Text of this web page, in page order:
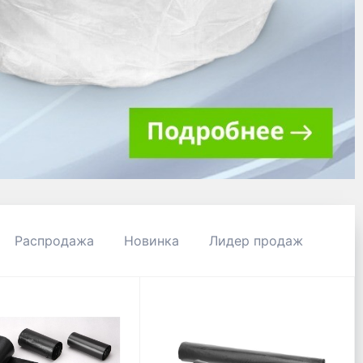
Распродажа Новинка Лидер продаж